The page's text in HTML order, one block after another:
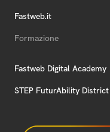
Fastweb.it
Formazione
Fastweb Digital Academy
STEP FuturAbility District